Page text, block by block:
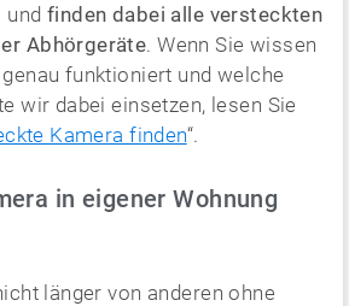
und finden dabei alle versteckten
Abhörgeräte. Wenn Sie wissen
funktioniert und welche
wir dabei einsetzen, lesen Sie
Kamera finden“.
in eigener Wohnung
länger von anderen ohne